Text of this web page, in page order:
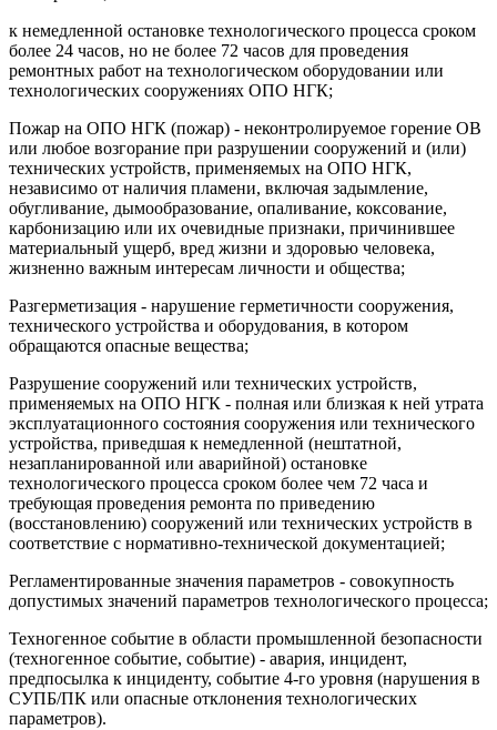
к немедленной остановке технологического процесса сроком
более 24 часов, но не более 72 часов для проведения
ремонтных работ на технологическом оборудовании или
технологических сооружениях ОПО НГК;
Пожар на ОПО НГК (пожар) - неконтролируемое горение ОВ
или любое возгорание при разрушении сооружений и (или)
технических устройств, применяемых на ОПО НГК,
независимо от наличия пламени, включая задымление,
обугливание, дымообразование, опаливание, коксование,
карбонизацию или их очевидные признаки, причинившее
материальный ущерб, вред жизни и здоровью человека,
жизненно важным интересам личности и общества;
Разгерметизация - нарушение герметичности сооружения,
технического устройства и оборудования, в котором
обращаются опасные вещества;
Разрушение сооружений или технических устройств,
применяемых на ОПО НГК - полная или близкая к ней утрата
эксплуатационного состояния сооружения или технического
устройства, приведшая к немедленной (нештатной,
незапланированной или аварийной) остановке
технологического процесса сроком более чем 72 часа и
требующая проведения ремонта по приведению
(восстановлению) сооружений или технических устройств в
соответствие с нормативно-технической документацией;
Регламентированные значения параметров - совокупность
допустимых значений параметров технологического процесса;
Техногенное событие в области промышленной безопасности
(техногенное событие, событие) - авария, инцидент,
предпосылка к инциденту, событие 4-го уровня (нарушения в
СУПБ/ПК или опасные отклонения технологических
параметров).